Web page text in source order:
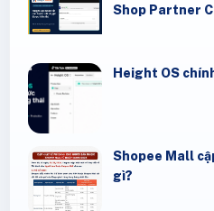
Shop Partner
Height OS
Shopee Mall
gì?